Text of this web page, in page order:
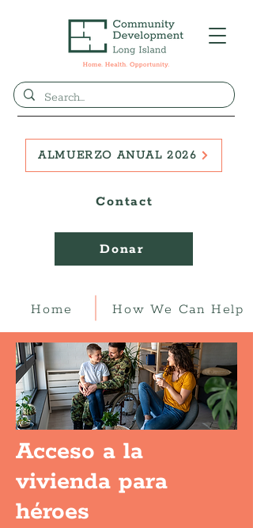
Donar
Contact
ALMUERZO ANUAL 2026
Home How We Can Help
Acceso a la
vivienda para
héroes